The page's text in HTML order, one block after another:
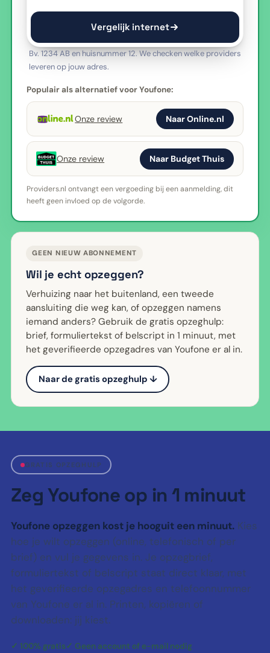
Vergelijk internet
Bv. 1234 AB en huisnummer 12. We checken welke providers
leveren op jouw adres.
Populair als alternatief voor Youfone:
Onze review Naar Online.nl
Onze review Naar Budget Thuis
Providers.nl ontvangt een vergoeding bij een aanmelding, dit
heeft geen invloed op de volgorde.
GEEN NIEUW ABONNEMENT
Wil je echt opzeggen?
Verhuizing naar het buitenland, een tweede
aansluiting die weg kan, of opzeggen namens
iemand anders? Gebruik de gratis opzeghulp:
brief, formuliertekst of belscript in 1 minuut, met
het geverifieerde opzegadres van Youfone er al in.
Naar de gratis opzeghulp ↓
GRATIS OPZEGHULP
Zeg Youfone op in 1 minuut
Youfone opzeggen kost je hooguit een minuut. Kies
hoe je wilt opzeggen (online, telefonisch of per
brief) en vul je gegevens in. Je opzegbrief,
formuliertekst of belscript staat direct klaar, met
het geverifieerde opzegadres en telefoonnummer
van Youfone er al in. Printen, kopiëren of
downloaden: jij kiest.
✓ 100% gratis✓ Geen account of e-mail nodig